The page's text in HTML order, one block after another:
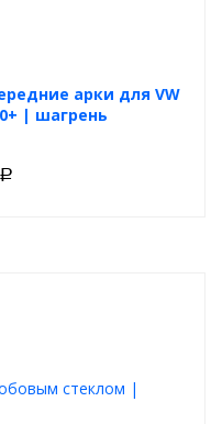
арки для VW
| шагрень
Р